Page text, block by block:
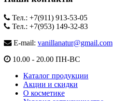
Тел.: +7(911) 913-53-05
Тел.: +7(953) 149-32-83
E-mail: vanillanatur@gmail.com
10.00 - 20.00 ПН-ВС
Каталог продукции
Акции и скидки
О косметике